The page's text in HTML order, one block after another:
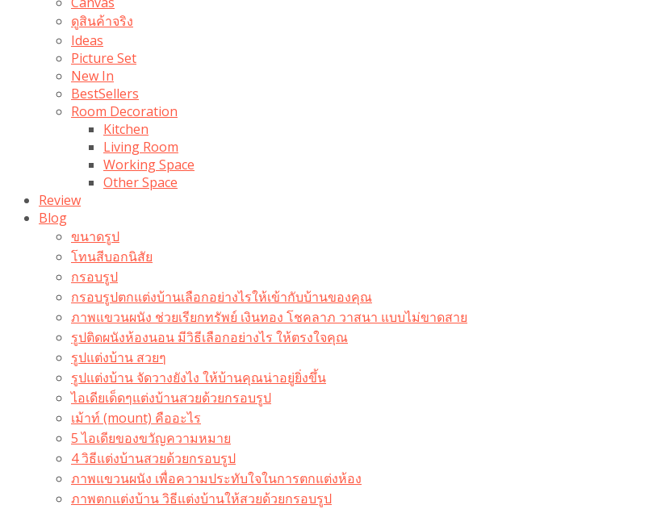
ดูสินค้าจริง
Ideas
Picture Set
New In
BestSellers
Room Decoration
Kitchen
Living Room
Working Space
Other Space
Review
Blog
ขนาดรูป
โทนสีบอกนิสัย
กรอบรูป
กรอบรูปตกแต่งบ้านเลือกอย่างไรให้เข้ากับบ้านของคุณ
ภาพแขวนผนัง ช่วยเรียกทรัพย์ เงินทอง โชคลาภ วาสนา แบบไม่ขาดสาย
รูปติดผนังห้องนอน มีวิธีเลือกอย่างไร ให้ตรงใจคุณ
รูปแต่งบ้าน สวยๆ
รูปแต่งบ้าน จัดวางยังไง ให้บ้านคุณน่าอยู่ยิ่งขึ้น
ไอเดียเด็ดๆแต่งบ้านสวยด้วยกรอบรูป
เม้าท์ (mount) คืออะไร​
5 ไอเดียของขวัญความหมาย
4 วิธีแต่งบ้านสวยด้วยกรอบรูป
ภาพแขวนผนัง เพื่อความประทับใจในการตกแต่งห้อง
ภาพตกแต่งบ้าน วิธีแต่งบ้านให้สวยด้วยกรอบรูป